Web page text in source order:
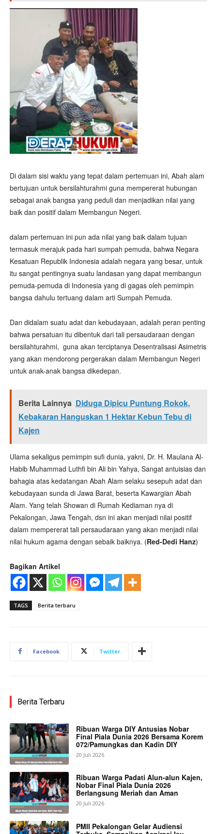
Di dalam sisi waktu yang tepat dalam pertemuan ini, Abah alam
bertujuan untuk bersilahturahmi guna mempererat hubungan
sebagai anak bangsa yang peduli dan menjadikan nilai yang
baik dan positif dalam Membangun Negeri.
dalam pertemuan ini pun ada nilai yang baik dalam tujuan
termasuk merajuk pada hari sumpah pemuda, bahwa Negara
Kesatuan Republik Indonesia adalah negara yang besar, untuk
itu sangat pentingnya suatu landasan yang dapat membangun
pemuda-pemuda di Indonesia yang di gagas oleh pemimpin
bangsa dahulu tertuang dalam arti Sumpah Pemuda.
Dan didalam suatu adat dan kebudayaan, adalah peran penting
bahwa persatuan itu dibentuk dari tali persaudaraan dengan
bersilahturahmi, guna akan terciptanya Desentralisasi Asimetris
yang akan mendorong pergerakan dalam Membangun Negeri
untuk anak-anak bangsa dikedepan.
Berita Lainnya Diduga Dipicu Puntung Rokok,
Kebakaran Hanguskan 1 Hektar Kebun Tebu di
Kajen
Ulama sekaligus pemimpin sufi dunia, yakni, Dr. H. Maulana Al-
Habib Muhammad Luthfi bin Ali bin Yahya, Sangat antuisias dan
bahagia atas kedatangan Abah Alam selaku sesepuh adat dan
kebudayaan sunda di Jawa Barat, beserta Kawargian Abah
Alam. Yang telah Showan di Rumah Kediaman nya di
Pekalongan, Jawa Tengah, dsn ini akan menjadi nilai positif
dalam mempererat tali persaudaraan yang akan menjadi nilai
nilai hukum agama dengan sebaik baiknya. (Red-Dedi Hanz)
Bagikan Artikel
TAGS Berita terbaru
Facebook Twitter
Berita Terbaru
Ribuan Warga DIY Antusias Nobar
Final Piala Dunia 2026 Bersama Korem
072/Pamungkas dan Kadin DIY
20 Juli 2026
Ribuan Warga Padati Alun-alun Kajen,
Nobar Final Piala Dunia 2026
Berlangsung Meriah dan Aman
20 Juli 2026
PMII Pekalongan Gelar Audiensi